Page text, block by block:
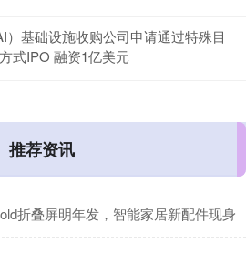
）基础设施收购公司申请通过特殊目
式IPO 融资1亿美元
推荐资讯
折叠屏明年发，智能家居新配件现身